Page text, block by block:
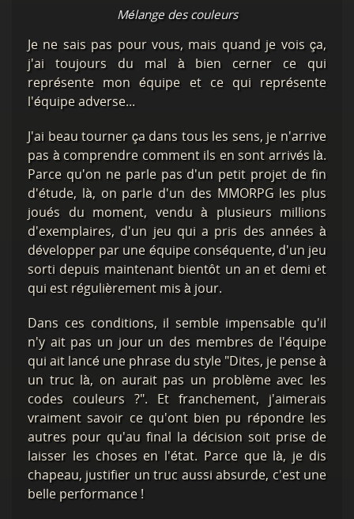
Mélange des couleurs
Je ne sais pas pour vous, mais quand je vois ça,
j'ai toujours du mal à bien cerner ce qui
représente mon équipe et ce qui représente
l'équipe adverse...
J'ai beau tourner ça dans tous les sens, je n'arrive
pas à comprendre comment ils en sont arrivés là.
Parce qu'on ne parle pas d'un petit projet de fin
d'étude, là, on parle d'un des MMORPG les plus
joués du moment, vendu à plusieurs millions
d'exemplaires, d'un jeu qui a pris des années à
développer par une équipe conséquente, d'un jeu
sorti depuis maintenant bientôt un an et demi et
qui est régulièrement mis à jour.
Dans ces conditions, il semble impensable qu'il
n'y ait pas un jour un des membres de l'équipe
qui ait lancé une phrase du style "Dites, je pense à
un truc là, on aurait pas un problème avec les
codes couleurs ?". Et franchement, j'aimerais
vraiment savoir ce qu'ont bien pu répondre les
autres pour qu'au final la décision soit prise de
laisser les choses en l'état. Parce que là, je dis
chapeau, justifier un truc aussi absurde, c'est une
belle performance !